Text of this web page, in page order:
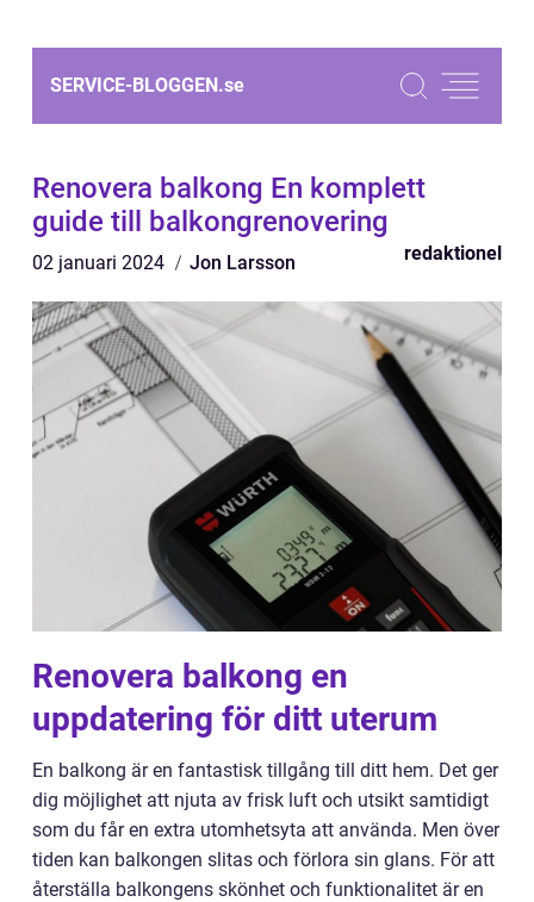
SERVICE-BLOGGEN.se
Renovera balkong En komplett
guide till balkongrenovering
02 januari 2024 Jon Larsson redaktionel
Renovera balkong en
uppdatering för ditt uterum
En balkong är en fantastisk tillgång till ditt hem. Det ger
dig möjlighet att njuta av frisk luft och utsikt samtidigt
som du får en extra utomhetsyta att använda. Men över
tiden kan balkongen slitas och förlora sin glans. För att
återställa balkongens skönhet och funktionalitet är en